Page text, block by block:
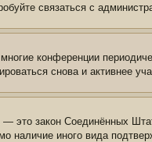
связаться с
конференции
снова и активнее
это закон Соединённых
иного вида